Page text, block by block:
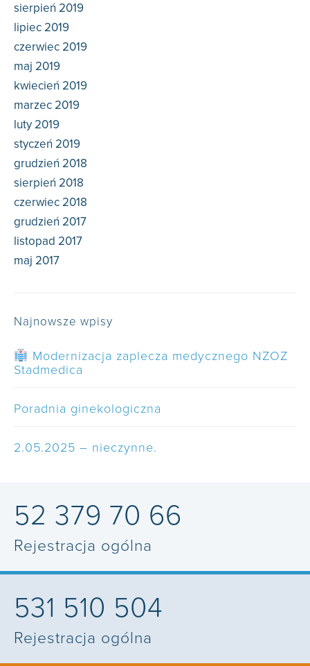
sierpień 2019
lipiec 2019
czerwiec 2019
maj 2019
kwiecień 2019
marzec 2019
luty 2019
styczeń 2019
grudzień 2018
sierpień 2018
czerwiec 2018
grudzień 2017
listopad 2017
maj 2017
Najnowsze wpisy
Modernizacja zaplecza medycznego NZOZ
Stadmedica
Poradnia ginekologiczna
2.05.2025 – nieczynne.
52 379 70 66
Rejestracja ogólna
531 510 504
Rejestracja ogólna